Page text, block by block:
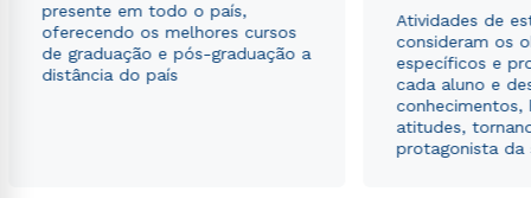
presente em todo o país,
oferecendo os melhores cursos
de graduação e pós-graduação a
distância do país
Atividades de
consideram os
específicos e
cada aluno e
conhecimentos,
atitudes,
protagonista da